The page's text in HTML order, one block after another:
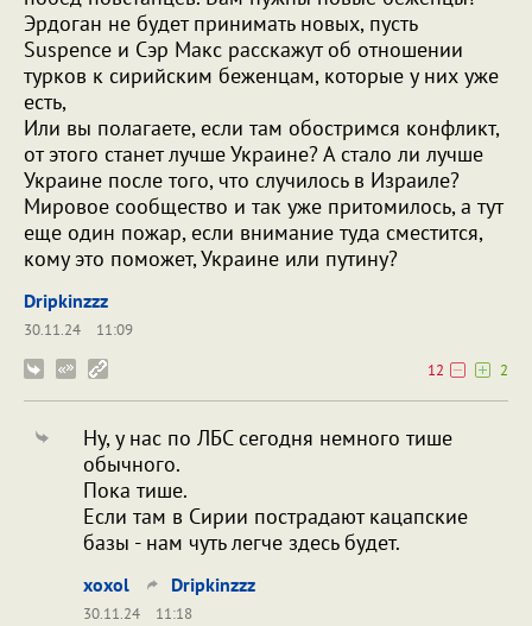
Эрдоган не будет принимать новых, пусть
Suspence и Сэр Макс расскажут об отношении
турков к сирийским беженцам, которые у них уже
есть,
Или вы полагаете, если там обостримся конфликт,
от этого станет лучше Украине? А стало ли лучше
Украине после того, что случилось в Израиле?
Мировое сообщество и так уже притомилось, а тут
еще один пожар, если внимание туда сместится,
кому это поможет, Украине или путину?
Dripkinzzz
30.11.24
11:09
12
2
Ну, у нас по ЛБС сегодня немного тише
обычного.
Пока тише.
Если там в Сирии пострадают кацапские
базы - нам чуть легче здесь будет.
xoxol Dripkinzzz
30.11.24
11:18